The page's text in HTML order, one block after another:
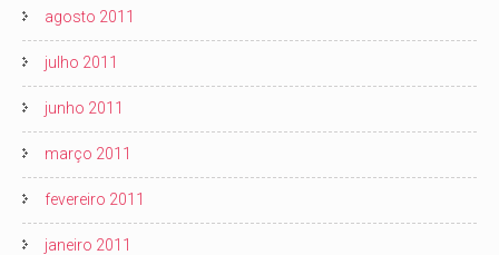
agosto 2011
julho 2011
junho 2011
março 2011
fevereiro 2011
janeiro 2011